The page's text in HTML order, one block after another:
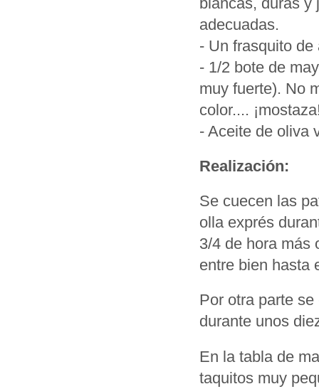
adecuadas.
- Un frasquito
- 1/2 bote de
muy fuerte). No
color....
- Aceite de oliva
Realización:
Se cuecen las
olla exprés
3/4 de hora más
entre bien hasta
Por otra parte
durante unos
En la tabla de
taquitos muy